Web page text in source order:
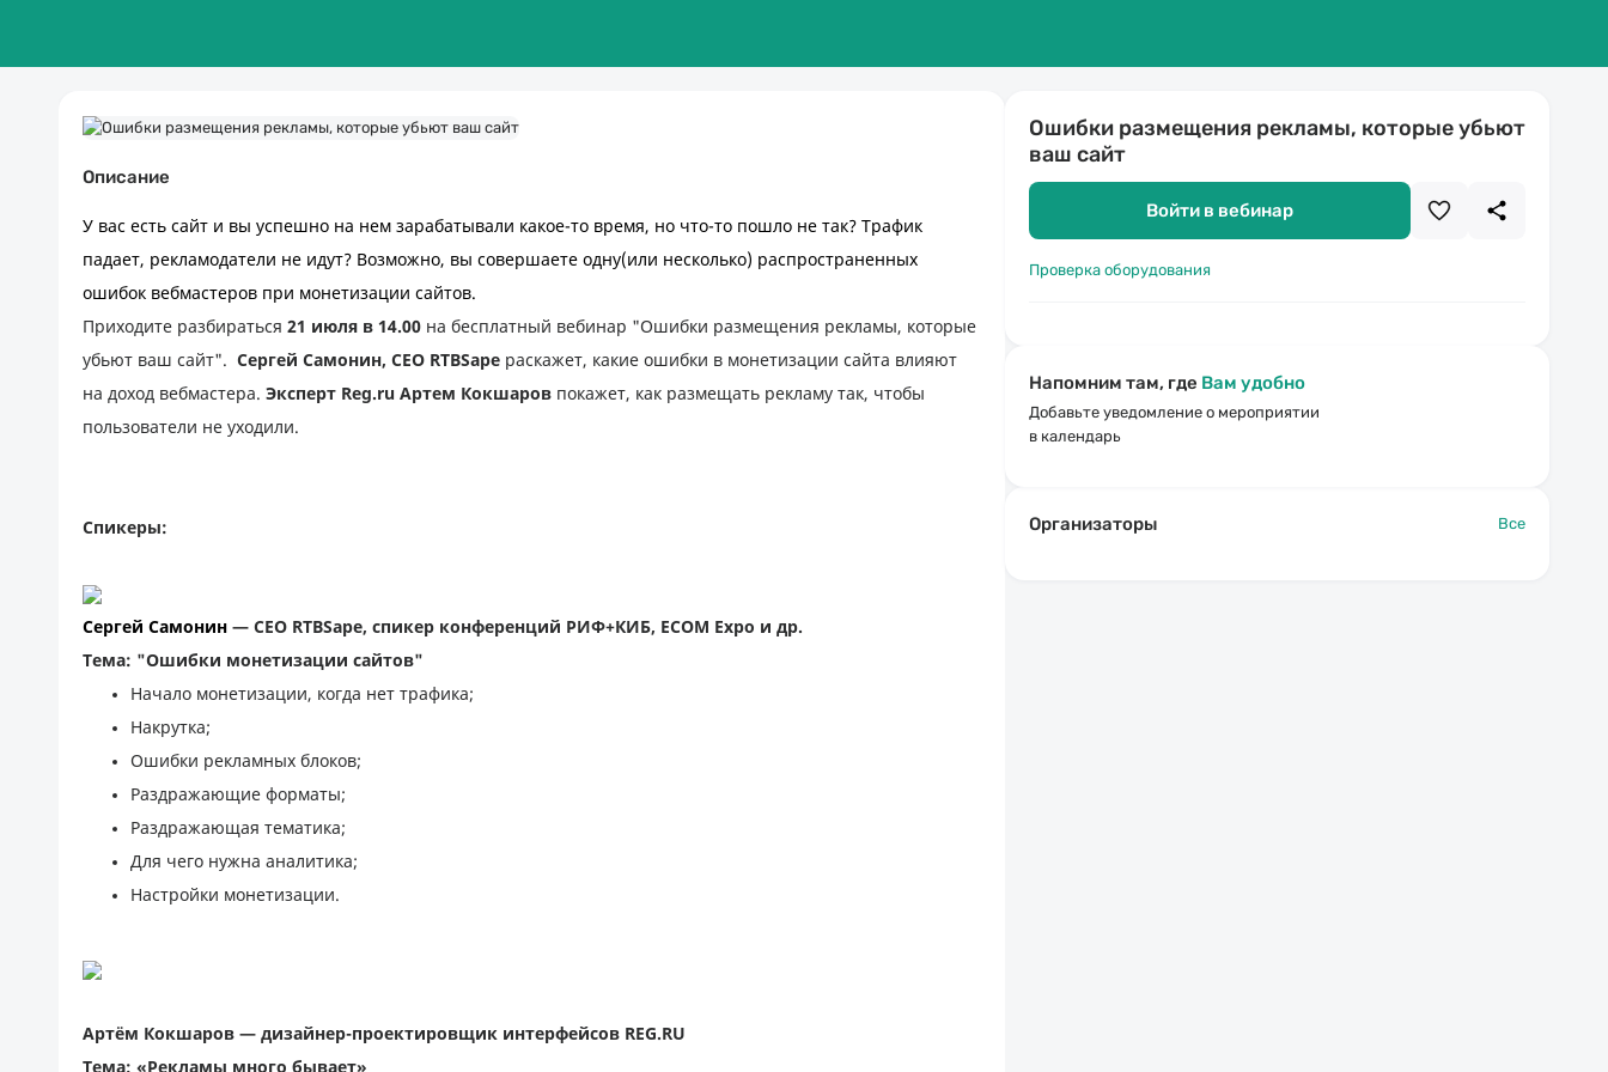
Описание
У вас есть сайт и вы успешно на нем зарабатывали какое-то время, но что-то пошло не так? Трафик
падает, рекламодатели не идут? Возможно, вы совершаете одну(или несколько) распространенных
ошибок вебмастеров при монетизации сайтов.
Приходите разбираться 21 июля в 14.00 на бесплатный вебинар "Ошибки размещения рекламы, которые
убьют ваш сайт". Сергей Самонин, СЕО RTBSape раскажет, какие ошибки в монетизации сайта влияют
на доход вебмастера. Эксперт Reg.ru Артем Кокшаров покажет, как размещать рекламу так, чтобы
пользователи не уходили.
Спикеры:
Сергей Самонин — СЕО RTBSape, спикер конференций РИФ+КИБ, ECOM Expo и др.
Тема: "Ошибки монетизации сайтов"
Начало монетизации, когда нет трафика;
Накрутка;
Ошибки рекламных блоков;
Раздражающие форматы;
Раздражающая тематика;
Для чего нужна аналитика;
Настройки монетизации.
Артём Кокшаров — дизайнер-проектировщик интерфейсов REG.RU
Тема: «Рекламы много бывает»
Ошибки размещения рекламы, которые убьют
ваш сайт
Войти в вебинар
Проверка оборудования
Напомним там, где Вам удобно
Добавьте уведомление о мероприятии
в календарь
Организаторы Все